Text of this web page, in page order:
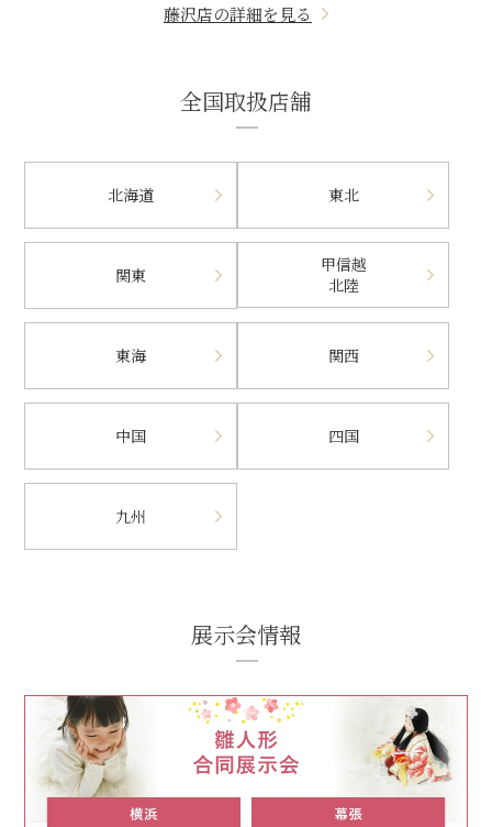
藤沢店の詳細を見る
全国取扱店舗
北海道 東北
関東
甲信越
北陸
東海 関西
中国 四国
九州
展示会情報